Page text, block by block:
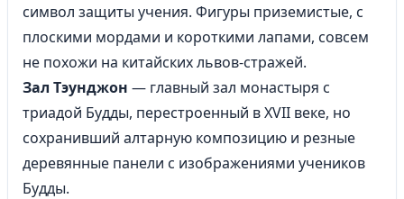
символ защиты учения. Фигуры приземистые, с
плоскими мордами и короткими лапами, совсем
не похожи на китайских львов-стражей.
Зал Тэунджон — главный зал монастыря с
триадой Будды, перестроенный в XVII веке, но
сохранивший алтарную композицию и резные
деревянные панели с изображениями учеников
Будды.